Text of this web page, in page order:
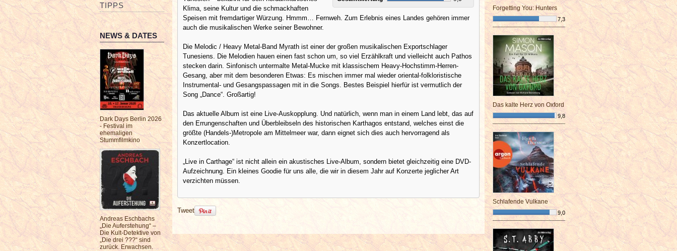
TIPPS
NEWS & DATES
Dark Days Berlin 2026
- Festival im
ehemaligen
Stummfilmkino
Andreas Eschbachs
„Die Auferstehung“ –
Die Kult-Detektive von
„Die drei ???“ sind
zurück. Erwachsen.
Klima, seine Kultur und die schmackhaften
Speisen mit fremdartiger Würzung. Hmmm… Fernweh. Zum Erlebnis eines Landes gehören immer
auch die musikalischen Werke seiner Bewohner.
Die Melodic / Heavy Metal-Band Myrath ist einer der großen musikalischen Exportschlager
Tunesiens. Die Melodien hauen einen fast schon um, so viel Erzählkraft und vielleicht auch Pathos
stecken darin. Sinfonisch untermalte Metal-Mucke mit klassischem Heavy-Hochstimm-Herren-
Gesang, aber mit dem besonderen Etwas: Es mischen immer mal wieder oriental-folkloristische
Instrumental- und Gesangspassagen mit in die Songs. Bestes Beispiel hierfür ist vermutlich der
Song „Dance“. Großartig!
Das aktuelle Album ist eine Live-Auskopplung. Und natürlich, wenn man in einem Land lebt, das auf
den Errungenschaften und Überbleibseln des historischen Karthagos entstand, welches einst die
größte (Handels-)Metropole am Mittelmeer war, dann eignet sich dies auch hervorragend als
Konzertlocation.
„Live in Carthage“ ist nicht allein ein akustisches Live-Album, sondern bietet gleichzeitig eine DVD-
Aufzeichnung. Ein kleines Goodie für uns alle, die wir in diesem Jahr auf Konzerte jeglicher Art
verzichten müssen.
Tweet
Forgetting You: Hunters
7,3
¯¯¯¯¯¯¯¯¯¯¯¯¯¯¯¯¯¯¯¯¯¯¯¯
Das kalte Herz von Oxford
9,8
¯¯¯¯¯¯¯¯¯¯¯¯¯¯¯¯¯¯¯¯¯¯¯¯
Schlafende Vulkane
9,0
¯¯¯¯¯¯¯¯¯¯¯¯¯¯¯¯¯¯¯¯¯¯¯¯